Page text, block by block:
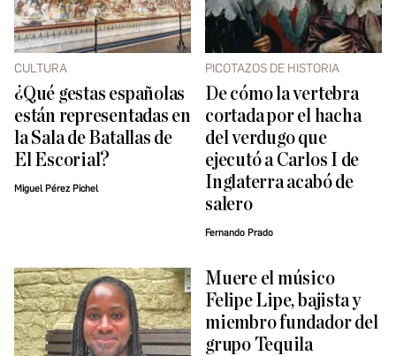
CULTURA
¿Qué gestas españolas
están representadas en
la Sala de Batallas de
El Escorial?
Miguel Pérez Pichel
PICOTAZOS DE HISTORIA
De cómo la vertebra
cortada por el hacha
del verdugo que
ejecutó a Carlos I de
Inglaterra acabó de
salero
Fernando Prado
Muere el músico
Felipe Lipe, bajista y
miembro fundador del
grupo Tequila